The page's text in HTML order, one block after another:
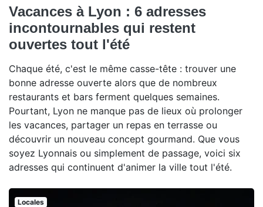
Vacances à Lyon : 6 adresses
incontournables qui restent
ouvertes tout l'été
Chaque été, c'est le même casse-tête : trouver une
bonne adresse ouverte alors que de nombreux
restaurants et bars ferment quelques semaines.
Pourtant, Lyon ne manque pas de lieux où prolonger
les vacances, partager un repas en terrasse ou
découvrir un nouveau concept gourmand. Que vous
soyez Lyonnais ou simplement de passage, voici six
adresses qui continuent d'animer la ville tout l'été.
Locales